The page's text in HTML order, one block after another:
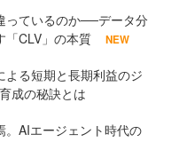
っているのか──データ分
「CLV」の本質
NEW
よる短期と長期利益のジ
成の秘訣とは
。AIエージェント時代の